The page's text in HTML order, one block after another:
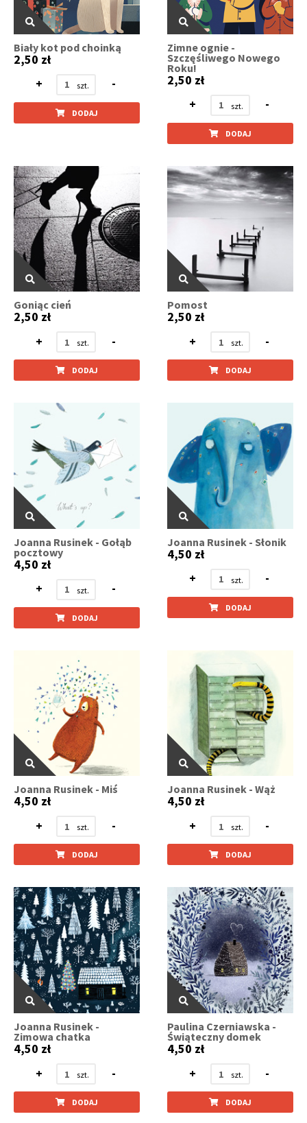
Biały kot pod choinką
2,50 zł
+
-
DODAJ
Zimne ognie -
Szczęśliwego Nowego
Roku!
2,50 zł
+
-
DODAJ
Goniąc cień
2,50 zł
+
-
DODAJ
Pomost
2,50 zł
+
-
DODAJ
Joanna Rusinek - Gołąb
pocztowy
4,50 zł
+
-
DODAJ
Joanna Rusinek - Słonik
4,50 zł
+
-
DODAJ
Joanna Rusinek - Miś
4,50 zł
+
-
DODAJ
Joanna Rusinek - Wąż
4,50 zł
+
-
DODAJ
Joanna Rusinek -
Zimowa chatka
4,50 zł
+
-
DODAJ
Paulina Czerniawska -
Świąteczny domek
4,50 zł
+
-
DODAJ